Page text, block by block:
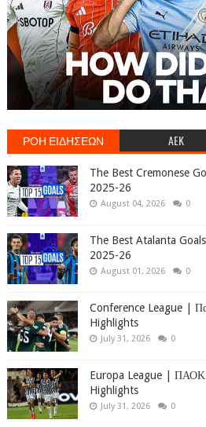
ΡΟΗ ΕΙΔΗΣΕΩΝ AEK
The Best Cremonese
2025-26
August 04, 2026 0
The Best Atalanta
2025-26
August 01, 2026 0
Conference League |
Highlights
July 31, 2026 0
Europa League | ΠΑΟΚ
Highlights
July 31, 2026 0